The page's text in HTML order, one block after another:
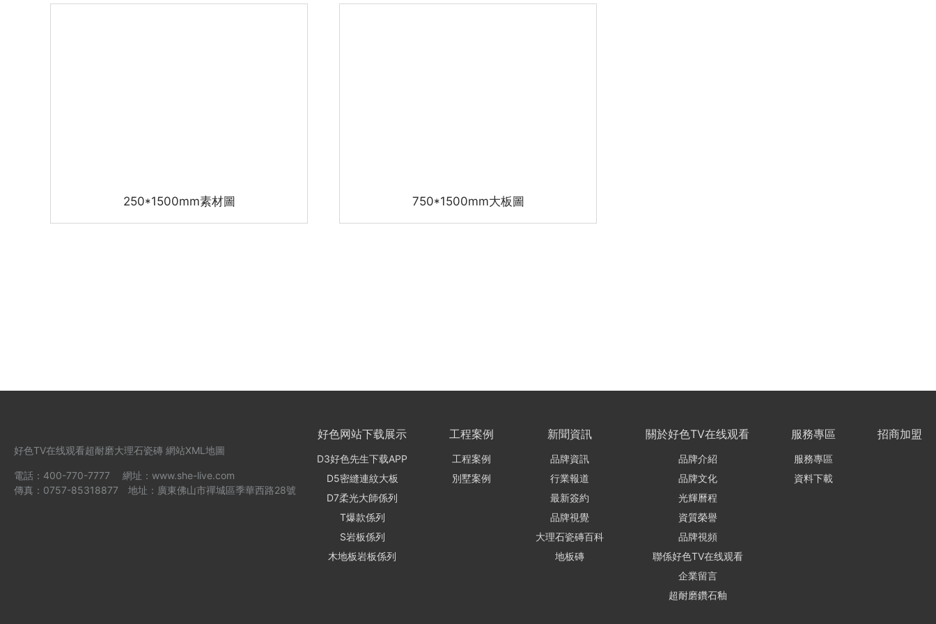
250*1500mm素材圖 750*1500mm大板圖
好色TV在线观看超耐磨大理石瓷磚 網站XML地圖
電話：400-770-7777 網址：www.she-live.com
傳真：0757-85318877 地址：廣東佛山市禪城區季華西路28號
好色网站下载展示
D3好色先生下载APP
D5密縫連紋大板
D7柔光大師係列
T爆款係列
S岩板係列
木地板岩板係列
工程案例
工程案例
別墅案例
新聞資訊
品牌資訊
行業報道
最新簽約
品牌視覺
大理石瓷磚百科
地板磚
關於好色TV在线观看
品牌介紹
品牌文化
光輝曆程
資質榮譽
品牌視頻
聯係好色TV在线观看
企業留言
超耐磨鑽石釉
服務專區
服務專區
資料下載
招商加盟